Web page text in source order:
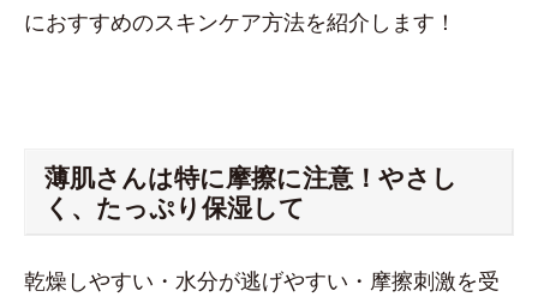
におすすめのスキンケア方法を紹介します！
薄肌さんは特に摩擦に注意！やさし
く、たっぷり保湿して
乾燥しやすい・水分が逃げやすい・摩擦刺激を受